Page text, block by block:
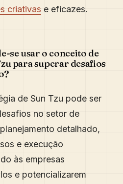
criativas e eficazes.
se usar o conceito de
para superar desafios
de Sun Tzu pode ser
no setor de
detalhado,
e execução
às empresas
e potencializarem